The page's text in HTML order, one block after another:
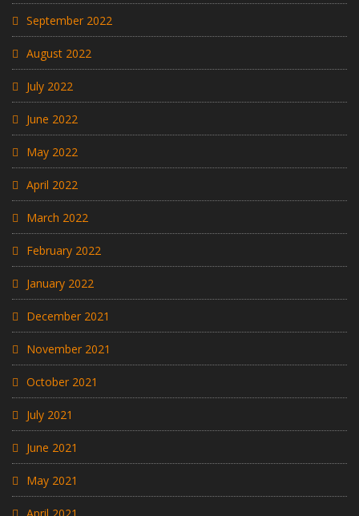
September 2022
August 2022
July 2022
June 2022
May 2022
April 2022
March 2022
February 2022
January 2022
December 2021
November 2021
October 2021
July 2021
June 2021
May 2021